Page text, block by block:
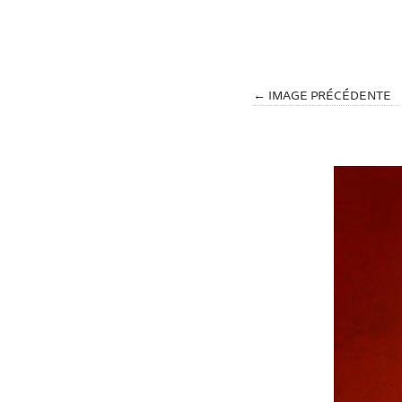
← IMAGE PRÉCÉDENTE